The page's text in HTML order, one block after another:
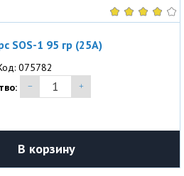
SOS-1 95 гр (25A)
075782
В корзину